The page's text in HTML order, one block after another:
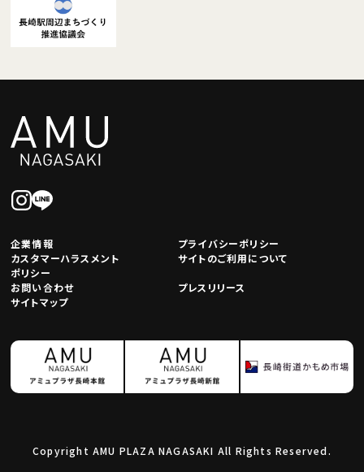
企業情報
プライバシーポリシー
カスタマーハラスメント
ポリシー
サイトのご利用について
お問い合わせ
プレスリリース
サイトマップ
Copyright AMU PLAZA NAGASAKI All Rights Reserved.